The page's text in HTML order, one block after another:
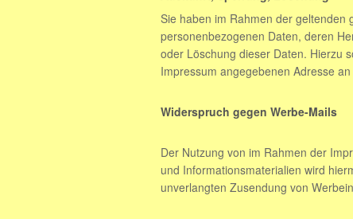
Sie haben im Rahmen der geltenden
personenbezogenen Daten, deren
oder Löschung dieser Daten. Hierzu
Impressum angegebenen Adresse
Widerspruch gegen Werbe-Mails
Der Nutzung von im Rahmen der
und Informationsmaterialien wird
unverlangten Zusendung von